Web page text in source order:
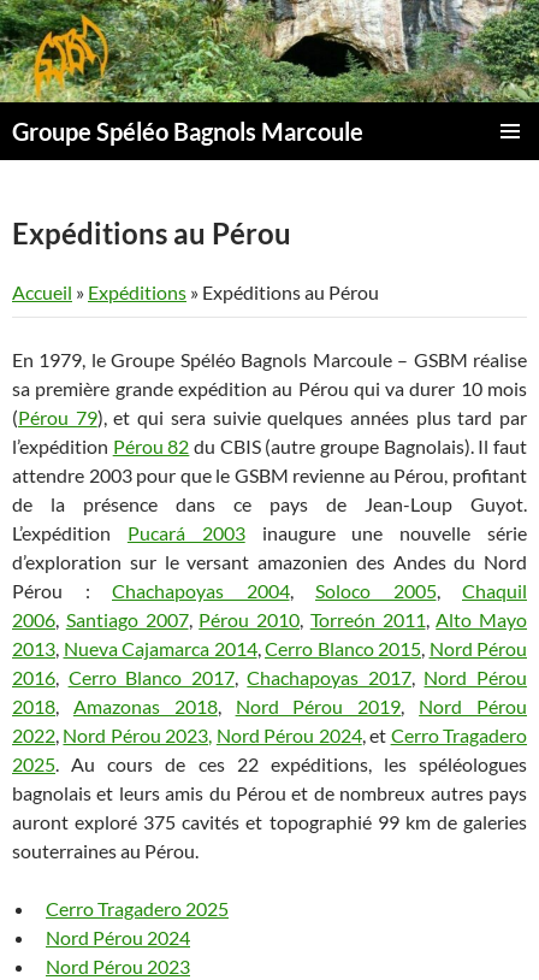
Aller
au
contenu
Groupe Spéléo Bagnols Marcoule
Expéditions au Pérou
Accueil » Expéditions » Expéditions au Pérou
En 1979, le Groupe Spéléo Bagnols Marcoule – GSBM réalise
sa première grande expédition au Pérou qui va durer 10 mois
(Pérou 79), et qui sera suivie quelques années plus tard par
l’expédition Pérou 82 du CBIS (autre groupe Bagnolais). Il faut
attendre 2003 pour que le GSBM revienne au Pérou, profitant
de la présence dans ce pays de Jean-Loup Guyot.
L’expédition Pucará 2003inaugure une nouvelle série
d’exploration sur le versant amazonien des Andes du Nord
Pérou : Chachapoyas 2004, Soloco 2005, Chaquil
2006, Santiago 2007, Pérou 2010, Torreón 2011,Alto Mayo
2013, Nueva Cajamarca 2014,Cerro Blanco 2015, Nord Pérou
2016, Cerro Blanco 2017,Chachapoyas 2017, Nord Pérou
2018, Amazonas 2018, Nord Pérou 2019, Nord Pérou
2022, Nord Pérou 2023, Nord Pérou 2024, et Cerro Tragadero
2025. Au cours de ces 22 expéditions, les spéléologues
bagnolais et leurs amis du Pérou et de nombreux autres pays
auront exploré 375 cavités et topographié 99 km de galeries
souterraines au Pérou.
Cerro Tragadero 2025
Nord Pérou 2024
Nord Pérou 2023